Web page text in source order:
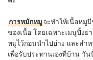
การหมักหมูจะทำให้เนื้อหมู
ของเนื้อ โดยเฉพาะเมนูปิ้ง
หมูไว้ก่อนนำไปย่าง และสำ
เพื่อรับประทานเองที่บ้าน วัน